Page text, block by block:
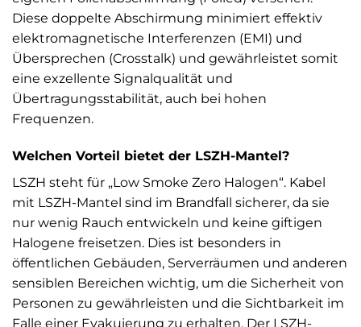
Diese doppelte Abschirmung minimiert effektiv
elektromagnetische Interferenzen (EMI) und
Übersprechen (Crosstalk) und gewährleistet somit
eine exzellente Signalqualität und
Übertragungsstabilität, auch bei hohen
Frequenzen.
Welchen Vorteil bietet der LSZH-Mantel?
LSZH steht für „Low Smoke Zero Halogen“. Kabel
mit LSZH-Mantel sind im Brandfall sicherer, da sie
nur wenig Rauch entwickeln und keine giftigen
Halogene freisetzen. Dies ist besonders in
öffentlichen Gebäuden, Serverräumen und anderen
sensiblen Bereichen wichtig, um die Sicherheit von
Personen zu gewährleisten und die Sichtbarkeit im
Falle einer Evakuierung zu erhalten. Der LSZH-